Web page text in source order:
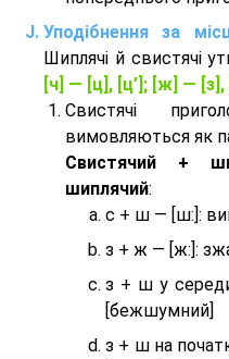
Уподібнення за
Шиплячі й свистячі
[ч] — [ц], [ц’]; [ж] — [з],
Свистячі
вимовляються як
Cвистячий +
шиплячий:
с + ш — [ш:]:
з + ж — [ж:]:
з + ш у
[бежшумний]
з + ш на